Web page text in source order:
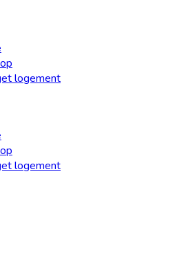
logement
logement